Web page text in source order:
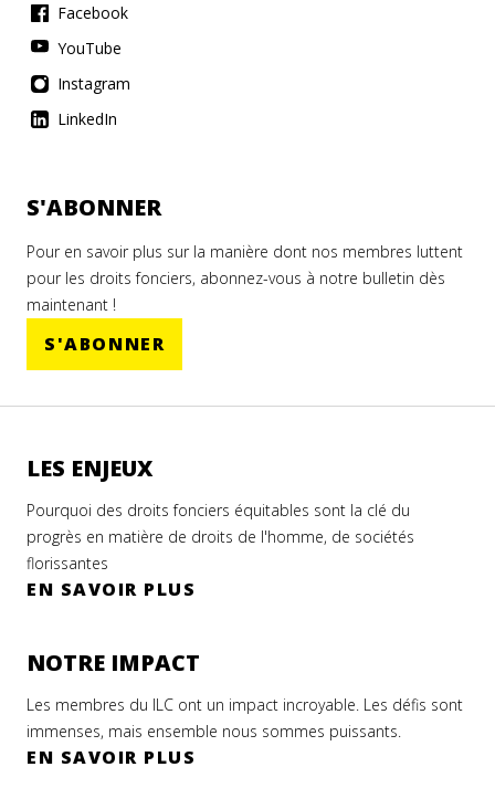
Facebook
YouTube
Instagram
LinkedIn
S'ABONNER
Pour en savoir plus sur la manière dont nos membres luttent
pour les droits fonciers, abonnez-vous à notre bulletin dès
maintenant !
S'ABONNER
LES ENJEUX
Pourquoi des droits fonciers équitables sont la clé du
progrès en matière de droits de l'homme, de sociétés
florissantes
EN SAVOIR PLUS
NOTRE IMPACT
Les membres du ILC ont un impact incroyable. Les défis sont
immenses, mais ensemble nous sommes puissants.
EN SAVOIR PLUS